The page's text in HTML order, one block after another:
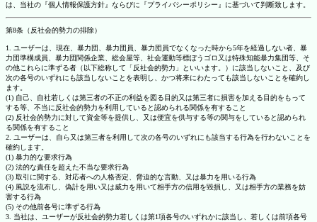
は、当社の『個人情報保護方針』ならびに『プライバシーポリシー』に基づいて判断致します。
第8条（反社会的勢力の排除）
1. ユーザーは、現在、暴力団、暴力団員、暴力団員でなくなった時から5年を経過しない者、暴
力団準構成員、暴力団関係企業、総会屋等、社会運動等標ぼうゴロ又は特殊知能暴力集団等、そ
の他これらに準ずる者（以下総称して「反社会的勢力」といいます。）に該当しないこと、及び
次の各号のいずれにも該当しないことを表明し、かつ将来にわたっても該当しないことを確約し
ます。
(1) 自己、自社若しくは第三者の不正の利益を図る目的又は第三者に損害を加える目的をもって
する等、不当に反社会的勢力を利用していると認められる関係を有すること
(2) 反社会的勢力に対して資金等を提供し、又は便宜を供与する等の関与をしていると認められ
る関係を有すること
2. ユーザーは、自ら又は第三者を利用して次の各号のいずれにも該当する行為を行わないことを
確約します。
(1) 暴力的な要求行為
(2) 法的な責任を超えた不当な要求行為
(3) 取引に関する、対応者への人格否定、脅迫的な言動、又は暴力を用いる行為
(4) 風説を流布し、偽計を用い又は威力を用いて相手方の信用を毀損し、又は相手方の業務を妨
害する行為
(5) その他前各号に準ずる行為
3. 当社は、ユーザーが反社会的勢力若しくは第1項各号のいずれかに該当し、若しくは前項各号